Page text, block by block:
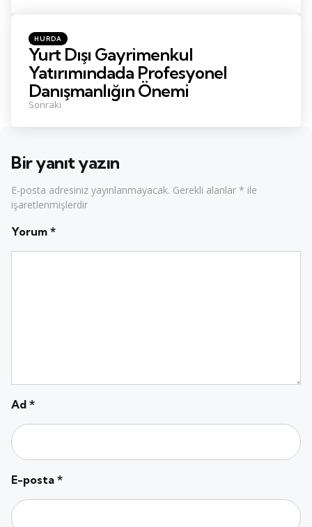
Posted
in
HURDA
Yurt Dışı Gayrimenkul
Yatırımındada Profesyonel
Danışmanlığın Önemi
Sonraki
Bir yanıt yazın
E-posta adresiniz yayınlanmayacak. Gerekli alanlar * ile
işaretlenmişlerdir
Yorum *
Ad *
E-posta *